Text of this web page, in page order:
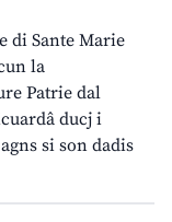
di Sante Marie
la
Patrie dal
ducj i
si son dadis